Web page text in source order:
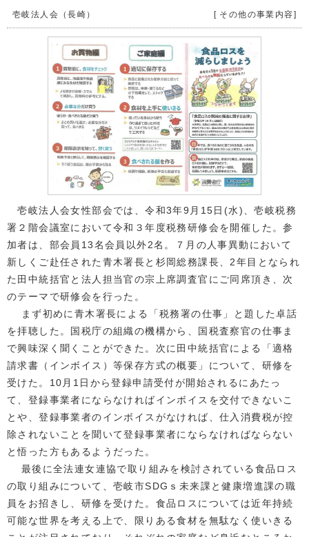
壱岐法人会（長崎） [ その他の事業内容]
壱岐法人会女性部会では、令和3年9月15日(水)、壱岐税務
署２階会議室において令和３年度税務研修会を開催した。参
加者は、部会員13名会員以外2名。７月の人事異動において
新しくご赴任された青木署長と杉岡総務課長、2年目となられ
た田中統括官と法人担当官の宗上席調査官にご同席頂き、次
のテーマで研修会を行った。
まず初めに青木署長による「税務署の仕事」と題した卓話
を拝聴した。国税庁の組織の機構から、国税査察官の仕事ま
で興味深く聞くことができた。次に田中統括官による「適格
請求書（インボイス）等保存方式の概要」について、研修を
受けた。10月1日から登録申請受付が開始されるにあたっ
て、登録事業者にならなければインボイスを交付できないこ
とや、登録事業者のインボイスがなければ、仕入消費税が控
除されないことを聞いて登録事業者にならなければならない
と悟った方もあるようだった。
最後に全法連女連協で取り組みを検討されている食品ロス
の取り組みについて、壱岐市SDGｓ未来課と健康増進課の職
員をお招きし、研修を受けた。食品ロスについては近年持続
可能な世界を考える上で、限りある食材を無駄なく使いきる